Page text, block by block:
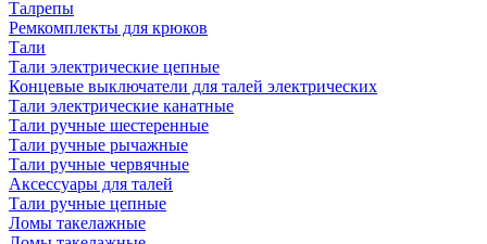
Талрепы
Ремкомплекты для крюков
Тали
Тали электрические цепные
Концевые выключатели для талей электрических
Тали электрические канатные
Тали ручные шестеренные
Тали ручные рычажные
Тали ручные червячные
Аксессуары для талей
Тали ручные цепные
Ломы такелажные